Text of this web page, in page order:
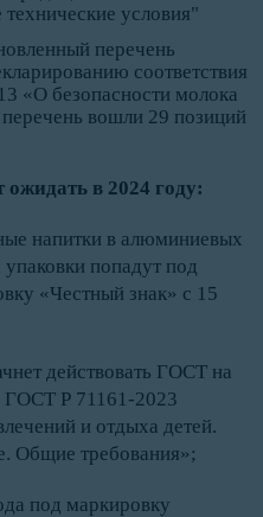
условия"
перечень
соответствия
«О безопасности молока
вошли 29 позиций
в 2024 году:
напитки в алюминиевых
попадут под
«Честный знак» с 15
действовать ГОСТ на
ГОСТ Р 71161-2023
и отдыха детей.
Общие требования»;
под маркировку